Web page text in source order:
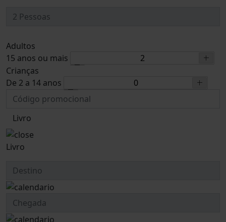
Adultos
15 anos ou mais
Crianças
De 2 a 14 anos
Livro
Livro